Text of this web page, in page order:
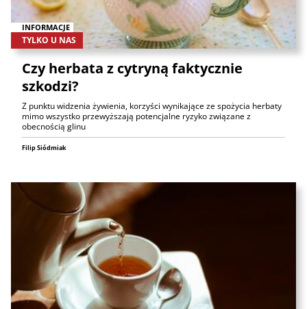
INFORMACJE
TYLKO U NAS
Czy herbata z cytryną faktycznie
szkodzi?
Z punktu widzenia żywienia, korzyści wynikające ze spożycia herbaty
mimo wszystko przewyższają potencjalne ryzyko związane z
obecnością glinu
Filip Siódmiak